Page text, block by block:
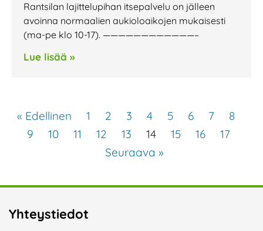
Rantsilan lajittelupihan itsepalvelu on jälleen
avoinna normaalien aukioloaikojen mukaisesti
(ma-pe klo 10-17). ————————————–
Lue lisää »
« Edellinen 1 2 3 4 5 6 7
8
9
10 11 12 13 14 15 16
17
Seuraava »
Yhteystiedot